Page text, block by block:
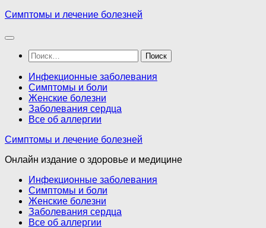
Перейти
содержимому
Симптомы и лечение болезней
Найти:
Инфекционные заболевания
Симптомы и боли
Женские болезни
Заболевания сердца
Все об аллергии
Симптомы и лечение болезней
Онлайн издание о здоровье и медицине
Инфекционные заболевания
Симптомы и боли
Женские болезни
Заболевания сердца
Все об аллергии